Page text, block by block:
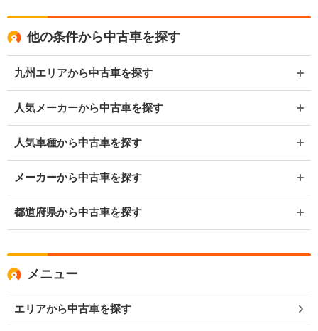
他の条件から中古車を探す
九州エリアから中古車を探す
人気メーカーから中古車を探す
人気車種から中古車を探す
メーカーから中古車を探す
都道府県から中古車を探す
メニュー
エリアから中古車を探す